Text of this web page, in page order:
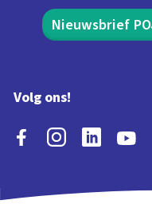
Nieuwsbrief PO
Volg ons!